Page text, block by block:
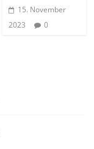
15. November
2023
0